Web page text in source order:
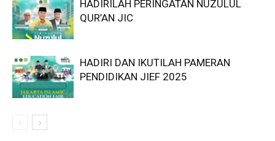
HADIRILAH PERINGATAN NUZULUL
QUR’AN JIC
HADIRI DAN IKUTILAH PAMERAN
PENDIDIKAN JIEF 2025